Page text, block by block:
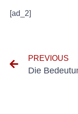
[ad_2]
PREVIOUS